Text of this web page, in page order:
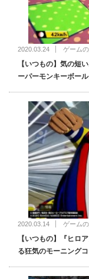
2020.03.24 ゲーム
【いつもの】気の短
ーパーモンキーボール
2020.03.14 ゲーム
【いつもの】『ヒロ
る狂気のモーニング